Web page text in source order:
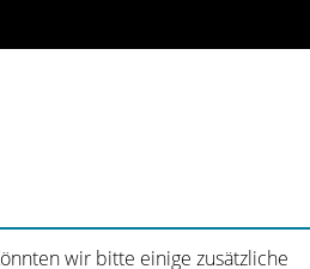
wir bitte einige zusätzliche